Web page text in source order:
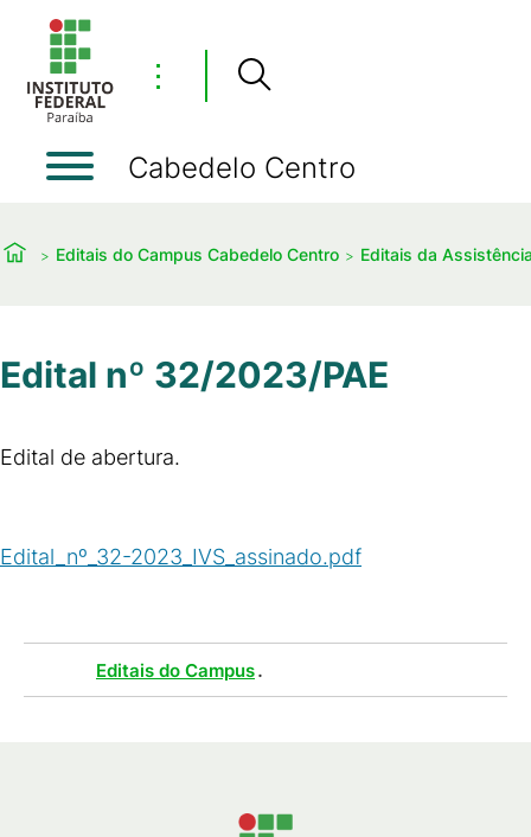
⋮
Cabedelo Centro
Editais do Campus Cabedelo Centro Editais da
Edital nº 32/2023/PAE
Edital de abertura.
Edital_nº_32-2023_IVS_assinado.pdf
Editais do Campus.